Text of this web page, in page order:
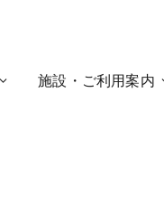
施設・ご利用案内